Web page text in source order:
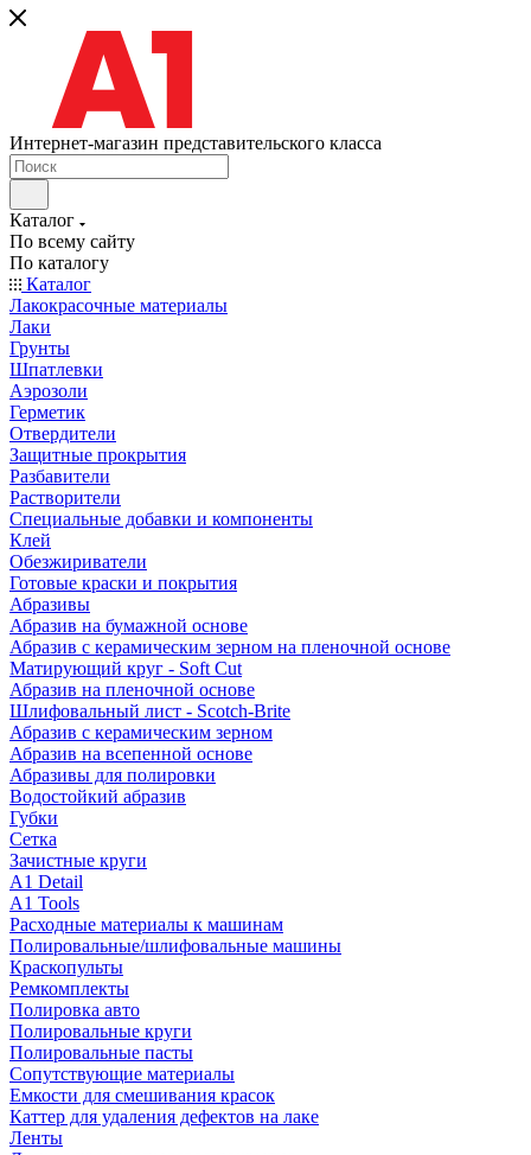
Интернет-магазин представительского класса
Каталог
По всему сайту
По каталогу
Каталог
Лакокрасочные материалы
Лаки
Грунты
Шпатлевки
Аэрозоли
Герметик
Отвердители
Защитные прокрытия
Разбавители
Растворители
Специальные добавки и компоненты
Клей
Обезжириватели
Готовые краски и покрытия
Абразивы
Абразив на бумажной основе
Абразив с керамическим зерном на пленочной основе
Матирующий круг - Soft Cut
Абразив на пленочной основе
Шлифовальный лист - Scotch-Brite
Абразив с керамическим зерном
Абразив на всепенной основе
Абразивы для полировки
Водостойкий абразив
Губки
Сетка
Зачистные круги
A1 Detail
A1 Tools
Расходные материалы к машинам
Полировальные/шлифовальные машины
Краскопульты
Ремкомплекты
Полировка авто
Полировальные круги
Полировальные пасты
Сопутствующие материалы
Емкости для смешивания красок
Каттер для удаления дефектов на лаке
Ленты